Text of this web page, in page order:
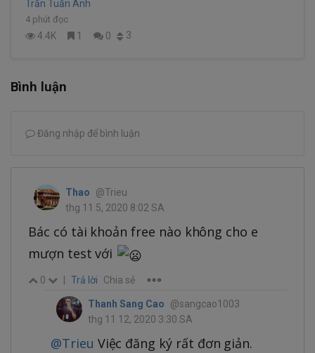
Trần Tuấn Anh
4 phút đọc
4.4K 1 0 3
Bình luận
Đăng nhập để bình luận
Thao
@Trieu
thg 11 5, 2020 8:02 SA
Bác có tài khoản free nào không cho e
mượn test với
0 Trả lời Chia sẻ
Thanh Sang Cao
@sangcao1003
thg 11 12, 2020 3:30 SA
@Trieu Việc đăng ký rất đơn giản.